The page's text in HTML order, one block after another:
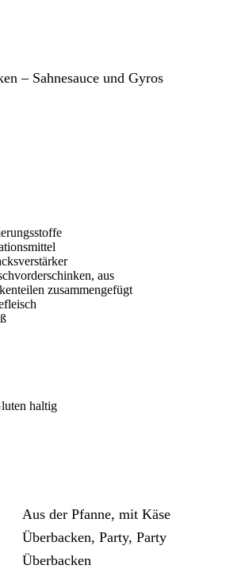
– Sahnesauce und Gyros
aus
zusammengefügt
haltig
Aus der Pfanne, mit Käse
Überbacken, Party, Party
Überbacken